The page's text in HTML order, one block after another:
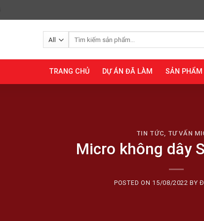
TRANG CHỦ DỰ ÁN ĐÃ LÀM SẢN PHẨM
TIN TỨC TƯ VẤN
Micro không dây
POSTED ON 15/08/2022 BY